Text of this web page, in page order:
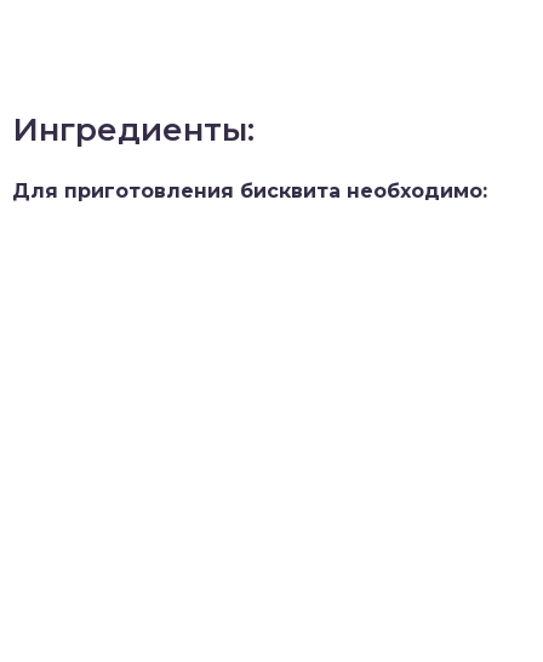
Ингредиенты:
Для приготовления бисквита необходимо: